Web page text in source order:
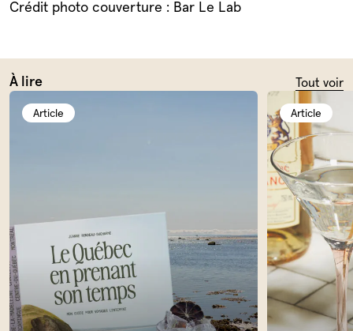
Crédit photo couverture : Bar Le Lab
À lire Tout voir
Article Article